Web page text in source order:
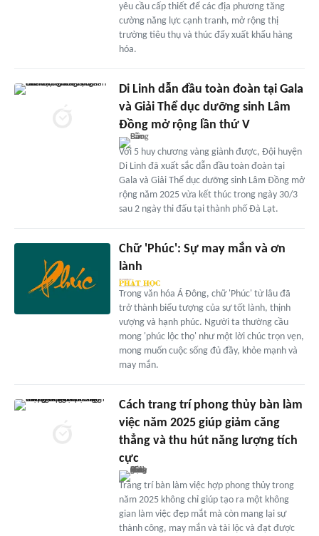
yêu cầu cấp thiết để các địa phương tăng
cường năng lực cạnh tranh, mở rộng thị
trường tiêu thụ và thúc đẩy xuất khẩu hàng
hóa.
Di Linh dẫn đầu toàn đoàn tại Gala
và Giải Thể dục dưỡng sinh Lâm
Đồng mở rộng lần thứ V
Với 5 huy chương vàng giành được, Đội huyện
Di Linh đã xuất sắc dẫn đầu toàn đoàn tại
Gala và Giải Thể dục dưỡng sinh Lâm Đồng mở
rộng năm 2025 vừa kết thúc trong ngày 30/3
sau 2 ngày thi đấu tại thành phố Đà Lạt.
Chữ 'Phúc': Sự may mắn và ơn
lành
Trong văn hóa Á Đông, chữ 'Phúc' từ lâu đã
trở thành biểu tượng của sự tốt lành, thịnh
vượng và hạnh phúc. Người ta thường cầu
mong 'phúc lộc thọ' như một lời chúc trọn vẹn,
mong muốn cuộc sống đủ đầy, khỏe mạnh và
may mắn.
Cách trang trí phong thủy bàn làm
việc năm 2025 giúp giảm căng
thẳng và thu hút năng lượng tích
cực
Trang trí bàn làm việc hợp phong thủy trong
năm 2025 không chỉ giúp tạo ra một không
gian làm việc đẹp mắt mà còn mang lại sự
thành công, may mắn và tài lộc và đạt được